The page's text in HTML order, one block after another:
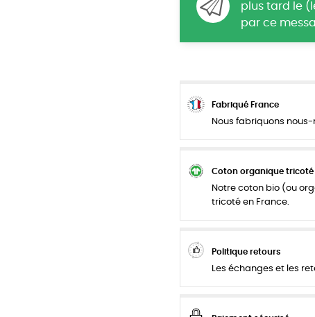
plus tard le
par ce
Fabriqué France
Nous fabriquons
Coton organique tricoté
Notre coton bio (ou
tricoté en France.
Politique retours
Les échanges et les